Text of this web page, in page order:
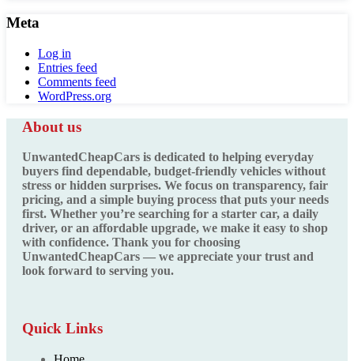
Meta
Log in
Entries feed
Comments feed
WordPress.org
About us
UnwantedCheapCars is dedicated to helping everyday
buyers find dependable, budget-friendly vehicles without
stress or hidden surprises. We focus on transparency, fair
pricing, and a simple buying process that puts your needs
first. Whether you’re searching for a starter car, a daily
driver, or an affordable upgrade, we make it easy to shop
with confidence. Thank you for choosing
UnwantedCheapCars — we appreciate your trust and
look forward to serving you.
Quick Links